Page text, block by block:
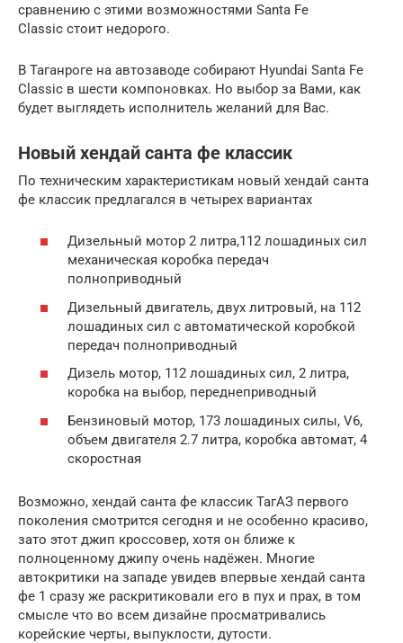
сравнению с этими возможностями Santa Fe
Classic стоит недорого.
В Таганроге на автозаводе собирают Hyundai Santa Fe
Classic в шести компоновках. Но выбор за Вами, как
будет выглядеть исполнитель желаний для Вас.
Новый хендай санта фе классик
По техническим характеристикам новый хендай санта
фе классик предлагался в четырех вариантах
Дизельный мотор 2 литра,112 лошадиных сил
механическая коробка передач
полноприводный
Дизельный двигатель, двух литровый, на 112
лошадиных сил с автоматической коробкой
передач полноприводный
Дизель мотор, 112 лошадиных сил, 2 литра,
коробка на выбор, переднеприводный
Бензиновый мотор, 173 лошадиных силы, V6,
объем двигателя 2.7 литра, коробка автомат, 4
скоростная
Возможно, хендай санта фе классик ТагАЗ первого
поколения смотрится сегодня и не особенно красиво,
зато этот джип кроссовер, хотя он ближе к
полноценному джипу очень надёжен. Многие
автокритики на западе увидев впервые хендай санта
фе 1 сразу же раскритиковали его в пух и прах, в том
смысле что во всем дизайне просматривались
корейские черты, выпуклости, дутости.